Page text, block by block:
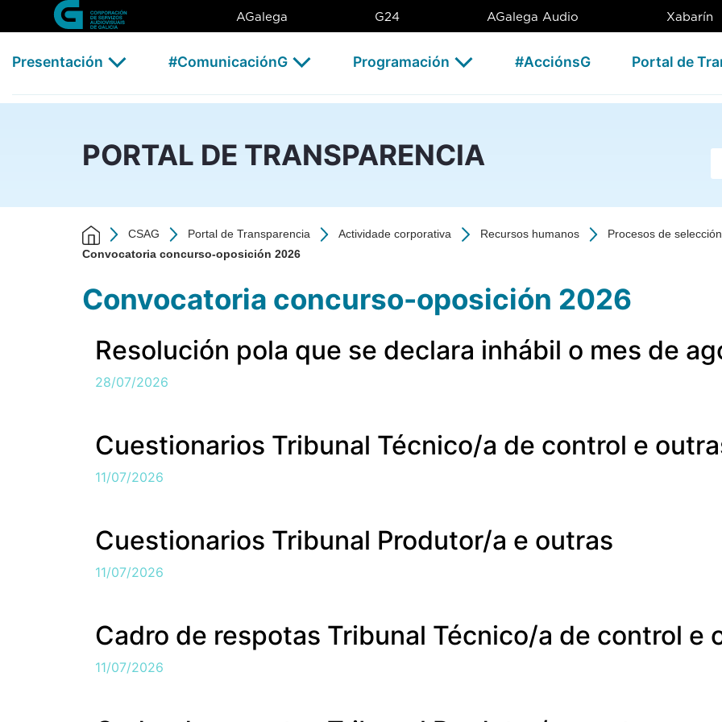
Skip to Main Content
Convocatoria concurso-oposición 2026 - CSAG
AGalega G24 AGalega Audio Xabarín
Presentación #ComunicaciónG Programación #AcciónsG Portal de
PORTAL DE TRANSPARENCIA
CSAG Portal de Transparencia Actividade corporativa Recursos humanos
Procesos de
Convocatoria concurso-oposición 2026
Convocatoria concurso-oposición 2026
Resolución pola que se declara inhábil o mes de
28/07/2026
Cuestionarios Tribunal Técnico/a de control e
11/07/2026
Cuestionarios Tribunal Produtor/a e outras
11/07/2026
Cadro de respotas Tribunal Técnico/a de control e
11/07/2026